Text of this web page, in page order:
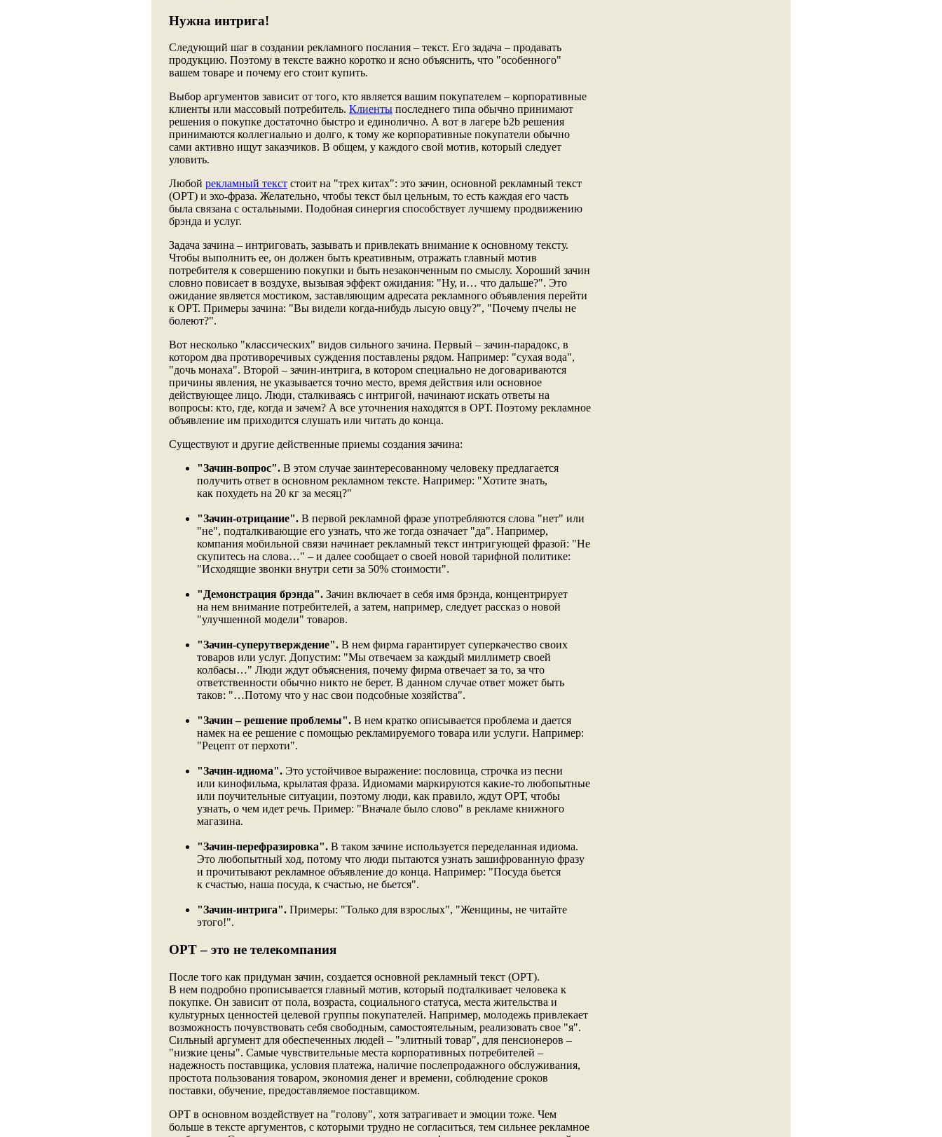
Нужна интрига!
Следующий шаг в создании рекламного послания – текст. Его задача – продавать
продукцию. Поэтому в тексте важно коротко и ясно объяснить, что "особенного"
вашем товаре и почему его стоит купить.
Выбор аргументов зависит от того, кто является вашим покупателем – корпоративные
клиенты или массовый потребитель. Клиенты последнего типа обычно принимают
решения о покупке достаточно быстро и единолично. А вот в лагере b2b решения
принимаются коллегиально и долго, к тому же корпоративные покупатели обычно
сами активно ищут заказчиков. В общем, у каждого свой мотив, который следует
уловить.
Любой рекламный текст стоит на "трех китах": это зачин, основной рекламный текст
(ОРТ) и эхо-фраза. Желательно, чтобы текст был цельным, то есть каждая его часть
была связана с остальными. Подобная синергия способствует лучшему продвижению
брэнда и услуг.
Задача зачина – интриговать, зазывать и привлекать внимание к основному тексту.
Чтобы выполнить ее, он должен быть креативным, отражать главный мотив
потребителя к совершению покупки и быть незаконченным по смыслу. Хороший зачин
словно повисает в воздухе, вызывая эффект ожидания: "Ну, и… что дальше?". Это
ожидание является мостиком, заставляющим адресата рекламного объявления перейти
к ОРТ. Примеры зачина: "Вы видели когда-нибудь лысую овцу?", "Почему пчелы не
болеют?".
Вот несколько "классических" видов сильного зачина. Первый – зачин-парадокс, в
котором два противоречивых суждения поставлены рядом. Например: "сухая вода",
"дочь монаха". Второй – зачин-интрига, в котором специально не договариваются
причины явления, не указывается точно место, время действия или основное
действующее лицо. Люди, сталкиваясь с интригой, начинают искать ответы на
вопросы: кто, где, когда и зачем? А все уточнения находятся в ОРТ. Поэтому рекламное
объявление им приходится слушать или читать до конца.
Существуют и другие действенные приемы создания зачина:
"Зачин-вопрос". В этом случае заинтересованному человеку предлагается
получить ответ в основном рекламном тексте. Например: "Хотите знать,
как похудеть на 20 кг за месяц?"
"Зачин-отрицание". В первой рекламной фразе употребляются слова "нет" или
"не", подталкивающие его узнать, что же тогда означает "да". Например,
компания мобильной связи начинает рекламный текст интригующей фразой: "Не
скупитесь на слова…" – и далее сообщает о своей новой тарифной политике:
"Исходящие звонки внутри сети за 50% стоимости".
"Демонстрация брэнда". Зачин включает в себя имя брэнда, концентрирует
на нем внимание потребителей, а затем, например, следует рассказ о новой
"улучшенной модели" товаров.
"Зачин-суперутверждение". В нем фирма гарантирует суперкачество своих
товаров или услуг. Допустим: "Мы отвечаем за каждый миллиметр своей
колбасы…" Люди ждут объяснения, почему фирма отвечает за то, за что
ответственности обычно никто не берет. В данном случае ответ может быть
таков: "…Потому что у нас свои подсобные хозяйства".
"Зачин – решение проблемы". В нем кратко описывается проблема и дается
намек на ее решение с помощью рекламируемого товара или услуги. Например:
"Рецепт от перхоти".
"Зачин-идиома". Это устойчивое выражение: пословица, строчка из песни
или кинофильма, крылатая фраза. Идиомами маркируются какие-то любопытные
или поучительные ситуации, поэтому люди, как правило, ждут ОРТ, чтобы
узнать, о чем идет речь. Пример: "Вначале было слово" в рекламе книжного
магазина.
"Зачин-перефразировка". В таком зачине используется переделанная идиома.
Это любопытный ход, потому что люди пытаются узнать зашифрованную фразу
и прочитывают рекламное объявление до конца. Например: "Посуда бьется
к счастью, наша посуда, к счастью, не бьется".
"Зачин-интрига". Примеры: "Только для взрослых", "Женщины, не читайте
этого!".
ОРТ – это не телекомпания
После того как придуман зачин, создается основной рекламный текст (ОРТ).
В нем подробно прописывается главный мотив, который подталкивает человека к
покупке. Он зависит от пола, возраста, социального статуса, места жительства и
культурных ценностей целевой группы покупателей. Например, молодежь привлекает
возможность почувствовать себя свободным, самостоятельным, реализовать свое "я".
Сильный аргумент для обеспеченных людей – "элитный товар", для пенсионеров –
"низкие цены". Самые чувствительные места корпоративных потребителей –
надежность поставщика, условия платежа, наличие послепродажного обслуживания,
простота пользования товаром, экономия денег и времени, соблюдение сроков
поставки, обучение, предоставляемое поставщиком.
ОРТ в основном воздействует на "голову", хотя затрагивает и эмоции тоже. Чем
больше в тексте аргументов, с которыми трудно не согласиться, тем сильнее рекламное